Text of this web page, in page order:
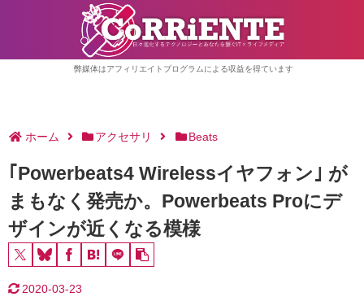
弊媒体はアフィリエイトプログラムによる収益を得ています
ホーム アクセサリ Beats
｢Powerbeats4 Wirelessイヤフォン｣ が
まもなく発売か。Powerbeats Proにデ
ザインが近くなる模様
2020-03-23